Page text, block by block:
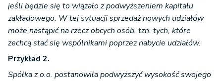
jeśli będzie się to wiązało z podwyższeniem kapitału
zakładowego. W tej sytuacji sprzedaż nowych udziałów
może nastąpić na rzecz obcych osób, tzn. tych, które
zechcą stać się wspólnikami poprzez nabycie udziałów.
Przykład 2.
Spółka z o.o. postanowiła podwyższyć wysokość swojego